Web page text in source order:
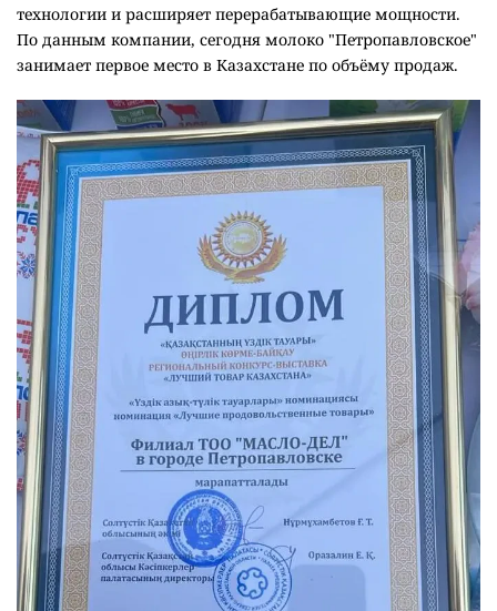
технологии и расширяет перерабатывающие мощности.
По данным компании, сегодня молоко "Петропавловское"
занимает первое место в Казахстане по объёму продаж.